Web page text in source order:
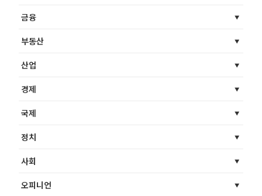
금융
부동산
산업
경제
국제
정치
사회
오피니언